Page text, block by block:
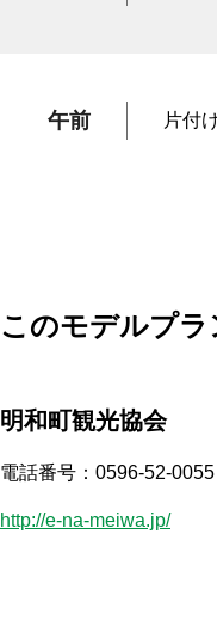
午前 片付
このモデルプ
明和町観光協会
電話番号：0596-52-0055
http://e-na-meiwa.jp/